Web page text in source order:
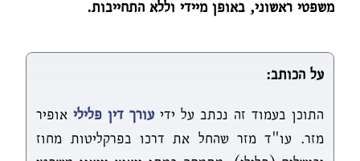
משפטי ראשוני, באופן מיידי וללא התחייבות.
על הכותב:
התוכן בעמוד זה נכתב על ידי עורך דין פליליאופיר
מזר. עו"ד מזר שהחל את דרכו בפרקליטות מחוז